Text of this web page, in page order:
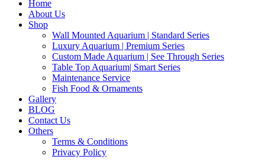
Home
About Us
Shop
Wall Mounted Aquarium | Standard Series
Luxury Aquarium | Premium Series
Custom Made Aquarium | See Through Series
Table Top Aquarium| Smart Series
Maintenance Service
Fish Food & Ornaments
Gallery
BLOG
Contact Us
Others
Terms & Conditions
Privacy Policy